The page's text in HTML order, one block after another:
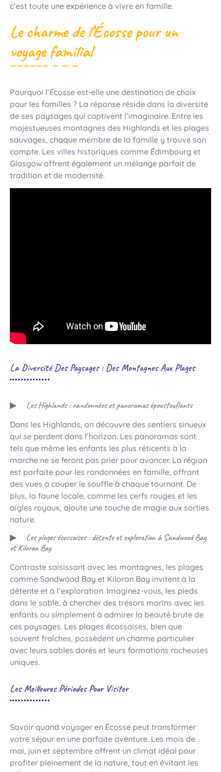
c’est toute une expérience à vivre en famille.
Le charme de l’Écosse pour un
voyage familial
Pourquoi l’Écosse est-elle une destination de choix
pour les familles ? La réponse réside dans la diversité
de ses paysages qui captivent l’imaginaire. Entre les
majestueuses montagnes des Highlands et les plages
sauvages, chaque membre de la famille y trouve son
compte. Les villes historiques comme Édimbourg et
Glasgow offrent également un mélange parfait de
tradition et de modernité.
La Diversité Des Paysages : Des Montagnes Aux Plages
Les Highlands : randonnées et panoramas époustouflants
Dans les Highlands, on découvre des sentiers sinueux
qui se perdent dans l’horizon. Les panoramas sont
tels que même les enfants les plus réticents à la
marche ne se feront pas prier pour avancer. La région
est parfaite pour les randonnées en famille, offrant
des vues à couper le souffle à chaque tournant. De
plus, la faune locale, comme les cerfs rouges et les
aigles royaux, ajoute une touche de magie aux sorties
nature.
Les plages écossaises : détente et exploration à Sandwood Bay
et Kiloran Bay
Contraste saisissant avec les montagnes, les plages
comme Sandwood Bay et Kiloran Bay invitent à la
détente et à l’exploration. Imaginez-vous, les pieds
dans le sable, à chercher des trésors marins avec les
enfants ou simplement à admirer la beauté brute de
ces paysages. Les plages écossaises, bien que
souvent fraîches, possèdent un charme particulier
avec leurs sables dorés et leurs formations rocheuses
uniques.
Les Meilleures Périodes Pour Visiter
Savoir quand voyager en Écosse peut transformer
votre séjour en une parfaite aventure. Les mois de
mai, juin et septembre offrent un climat idéal pour
profiter pleinement de la nature, tout en évitant les